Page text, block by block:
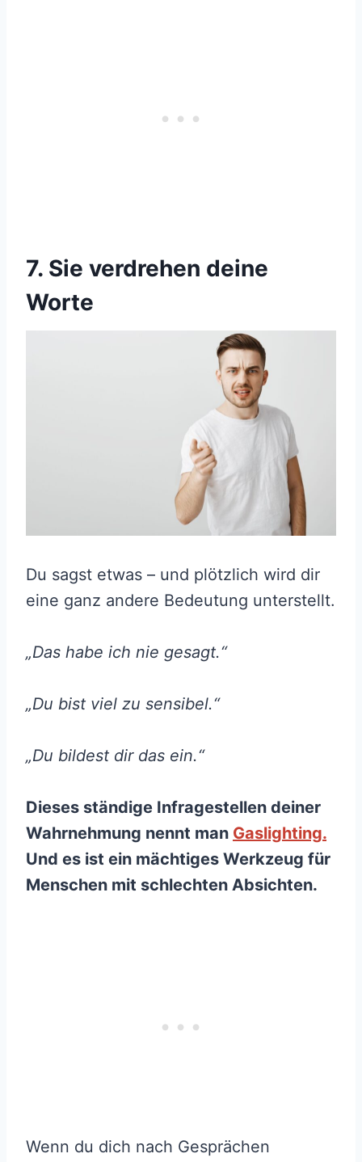
7. Sie verdrehen deine
Worte
Du sagst etwas – und plötzlich wird dir
eine ganz andere Bedeutung unterstellt.
„Das habe ich nie gesagt.“
„Du bist viel zu sensibel.“
„Du bildest dir das ein.“
Dieses ständige Infragestellen deiner
Wahrnehmung nennt man Gaslighting.
Und es ist ein mächtiges Werkzeug für
Menschen mit schlechten Absichten.
Wenn du dich nach Gesprächen